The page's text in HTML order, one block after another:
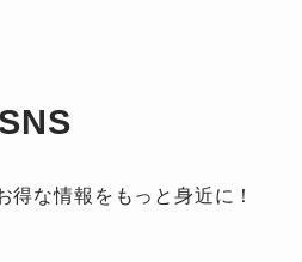
SNS
得な情報をもっと身近に！